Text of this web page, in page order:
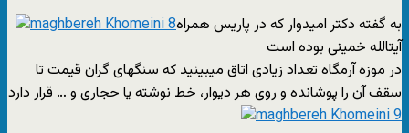
به گفته دکتر امیدوار که در پاریس همراه
آیتالله خمینی بوده است
در موزه آرمگاه تعداد زیادی اتاق میبینید که سنگهای گران قیمت تا
سقف آن را پوشانده و روی هر دیوار، خط نوشته یا حجاری و … قرار دارد